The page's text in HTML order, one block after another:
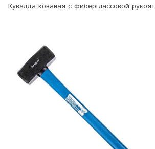
Кувалда кованая с фиберглассовой